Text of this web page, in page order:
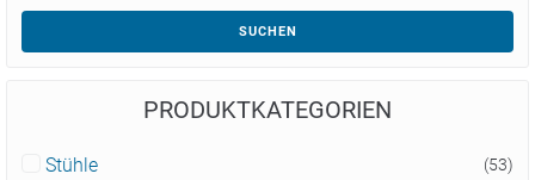
SUCHEN
PRODUKTKATEGORIEN
Stühle (53)